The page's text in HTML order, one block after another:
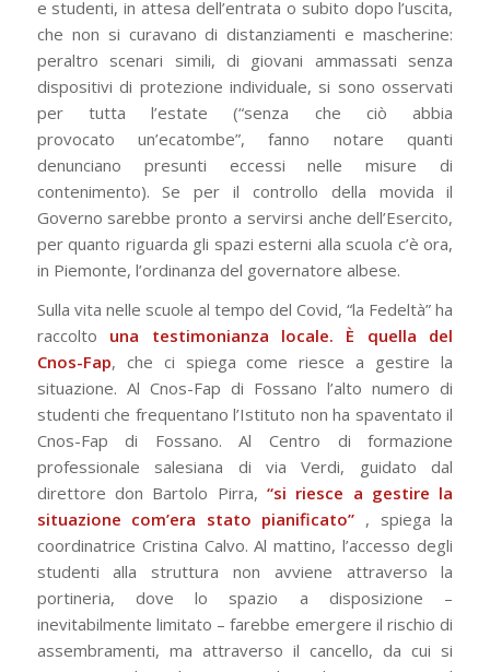
e studenti, in attesa dell’entrata o subito dopo l’uscita,
che non si curavano di distanziamenti e mascherine:
peraltro scenari simili, di giovani ammassati senza
dispositivi di protezione individuale, si sono osservati
per tutta l’estate (“senza che ciò abbia
provocato
un’ecatombe”, fanno notare quanti
denunciano presunti eccessi nelle misure di
contenimento). Se per il controllo della movida il
Governo sarebbe pronto a servirsi anche dell’Esercito,
per quanto riguarda gli spazi esterni alla scuola c’è ora,
in Piemonte, l’ordinanza del governatore albese.
Sulla vita nelle scuole al tempo del Covid, “la Fedeltà” ha
raccolto una
testimonianza locale. È quella del
Cnos-Fap, che ci spiega come riesce a gestire la
situazione. Al Cnos-Fap di Fossano l’alto numero di
studenti che frequentano l’Istituto non ha spaventato il
Cnos-Fap di Fossano. Al Centro di formazione
professionale salesiana di via Verdi, guidato dal
direttore don Bartolo Pirra, “si riesce a gestire la
situazione com’era stato pianificato” , spiega la
coordinatrice Cristina Calvo. Al mattino, l’accesso degli
studenti alla struttura non avviene attraverso la
portineria, dove lo spazio a disposizione –
inevitabilmente limitato – farebbe emergere il rischio di
assembramenti, ma attraverso il cancello, da cui si